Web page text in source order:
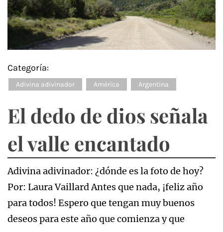
Categoría:
Adivina adivinador América Argentina
El dedo de dios señala
el valle encantado
Adivina adivinador: ¿dónde es la foto de hoy?
Por: Laura Vaillard Antes que nada, ¡feliz año
para todos! Espero que tengan muy buenos
deseos para este año que comienza y que